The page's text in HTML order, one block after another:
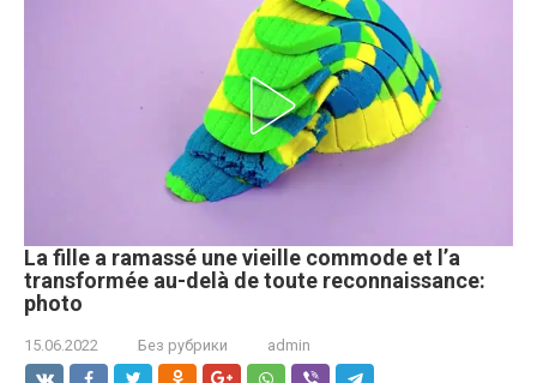
La fille a ramassé une vieille commode et l’a
transformée au-delà de toute reconnaissance:
photo
15.06.2022 Без рубрики admin